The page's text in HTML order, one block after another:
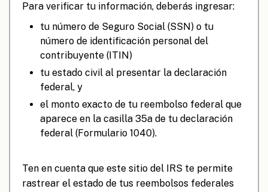
Para verificar tu información, deberás ingresar:
tu número de Seguro Social (SSN) o tu
número de identificación personal del
contribuyente (ITIN)
tu estado civil al presentar la declaración
federal, y
el monto exacto de tu reembolso federal que
aparece en la casilla 35a de tu declaración
federal (Formulario 1040).
Ten en cuenta que este sitio del IRS te permite
rastrear el estado de tus reembolsos federales